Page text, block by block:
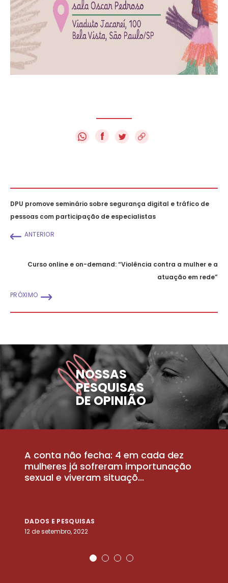
f
DPU promove seminário sobre segurança digital e tráfico de
pessoas com participação de especialistas
ANTERIOR
Curso online e on-demand: “Violência contra a mulher e a
atuação em rede”
PRÓXIMO
NOSSAS
PESQUISAS
DE OPINIÃO
A conta não fecha: 4 em cada dez
mulheres já sofreram importunação
sexual e viveram situaçõ...
DADOS E PESQUISAS
12 de setembro, 2022